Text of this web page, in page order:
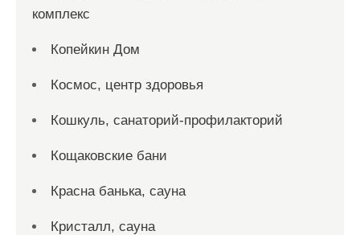
комплекс
Копейкин Дом
Космос, центр здоровья
Кошкуль, санаторий-профилакторий
Кощаковские бани
Красна банька, сауна
Кристалл, сауна